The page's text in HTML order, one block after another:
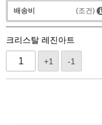
배송비 (조건)
크리스탈 레진아트
+1 -1